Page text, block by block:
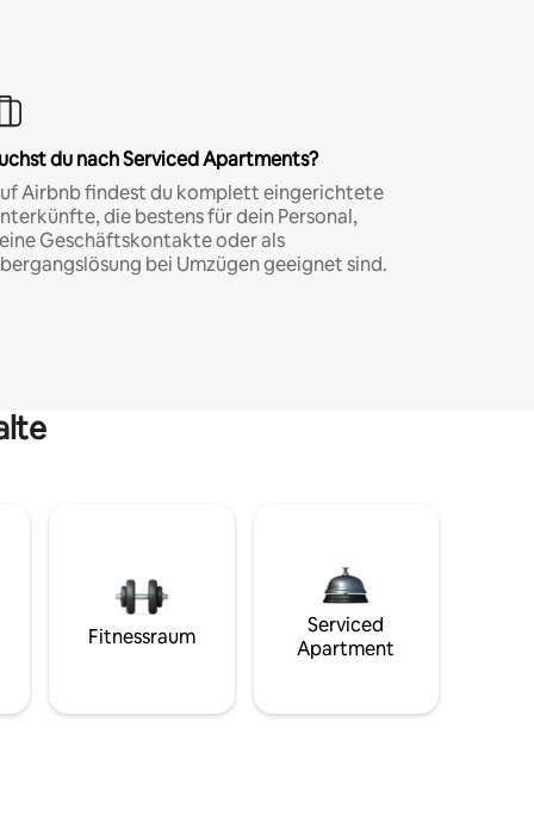
du nach Serviced Apartments?
Airbnb findest du komplett eingerichtete
die bestens für dein Personal,
Geschäftskontakte oder als
bei Umzügen geeignet sind.
Fitnessraum
Serviced
Apartment